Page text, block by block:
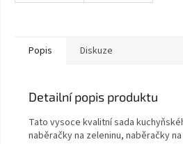
Popis Diskuze
Detailní popis produktu
Tato vysoce kvalitní sada
naběračky na zeleninu, naběračky